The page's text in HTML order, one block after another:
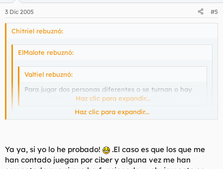
3 Dic 2005 #5
Chitriel rebuznó:
ElMalote rebuznó:
Valtiel rebuznó:
Para jugar dos personas diferentes o se turnan o hay
que pagar dos cuentas si quereis jugar a la vez.
Haz clic para expandir...
Mentira.
Haz clic para expandir...
Ya ya, si yo lo he probado!
.El caso es que los que me
han contado juegan por ciber y alguna vez me han